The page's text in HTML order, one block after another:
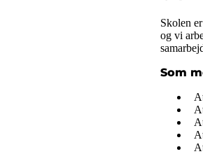
Skolen
og vi
Som